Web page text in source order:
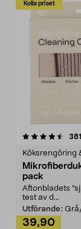
Kolla priset
Köksrengöring
pack
Aftonbladets
test av d...
Utförande:
39,90
4.0av 5